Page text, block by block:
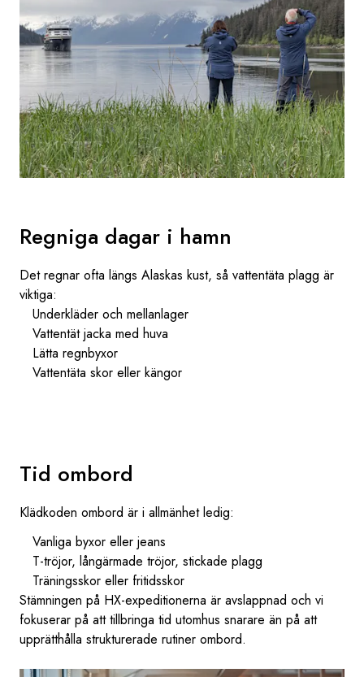
Regniga dagar i hamn
Det regnar ofta längs Alaskas kust, så vattentäta plagg är
viktiga:
Underkläder och mellanlager
Vattentät jacka med huva
Lätta regnbyxor
Vattentäta skor eller kängor
Tid ombord
Klädkoden ombord är i allmänhet ledig:
Vanliga byxor eller jeans
T-tröjor, långärmade tröjor, stickade plagg
Träningsskor eller fritidsskor
Stämningen på HX-expeditionerna är avslappnad och vi
fokuserar på att tillbringa tid utomhus snarare än på att
upprätthålla strukturerade rutiner ombord.